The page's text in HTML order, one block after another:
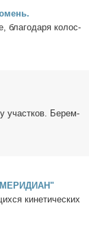
бла­го­да­ря ко­лос­
участ­ков. Бе­рем­
"МЕРИДИАН"
ки­не­ти­че­ских